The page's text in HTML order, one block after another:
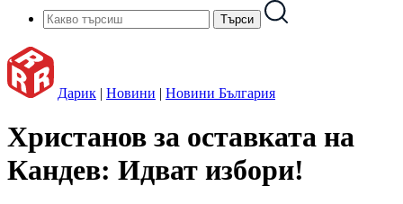
Дарик | Новини | Новини България
Христанов за оставката на
Кандев: Идват избори!